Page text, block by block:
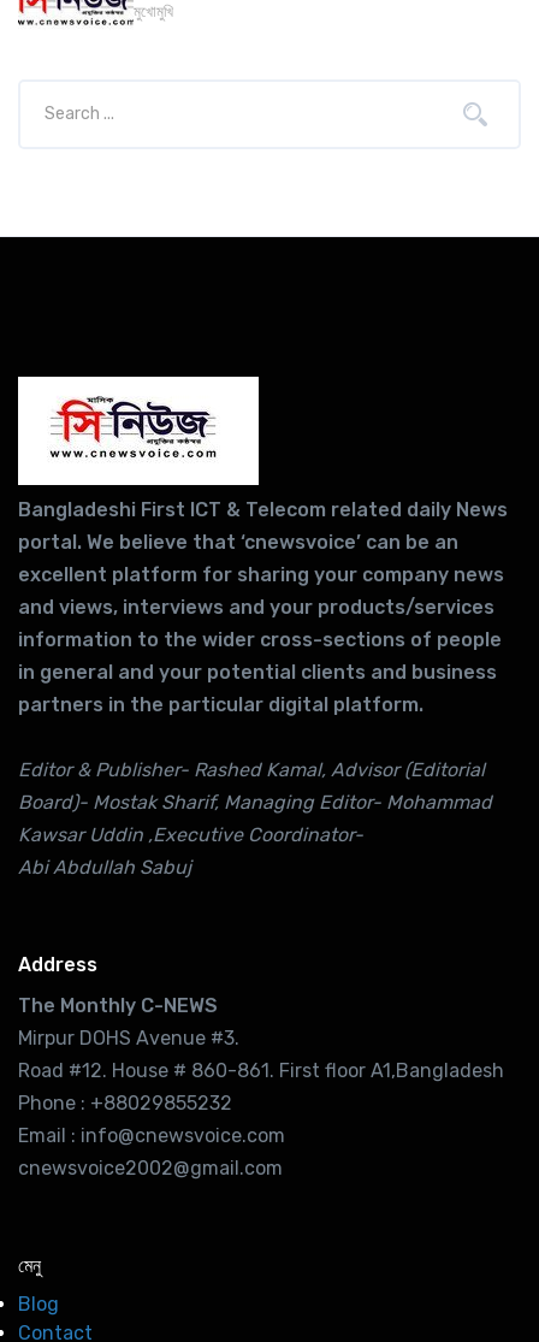
মুখোমুখি
Bangladeshi First ICT & Telecom related daily News
portal. We believe that ‘cnewsvoice’ can be an
excellent platform for sharing your company news
and views, interviews and your products/services
information to the wider cross-sections of people
in general and your potential clients and business
partners in the particular digital platform.
Editor & Publisher- Rashed Kamal, Advisor (Editorial
Board)- Mostak Sharif, Managing Editor- Mohammad
Kawsar Uddin ,Executive Coordinator-
Abi Abdullah Sabuj
Address
The Monthly C-NEWS
Mirpur DOHS Avenue #3.
Road #12. House # 860-861. First floor A1,Bangladesh
Phone : +88029855232
Email : info@cnewsvoice.com
cnewsvoice2002@gmail.com
মেনু
Blog
Contact